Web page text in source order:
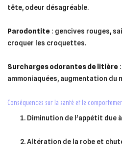
tête, odeur désagréable.
Parodontite : gencives rouges,
croquer les croquettes.
Surcharges odorantes de litière
ammoniaquées, augmentation du
conséquences sur la santé et le
Diminution de l’appétit due
Altération de la robe et